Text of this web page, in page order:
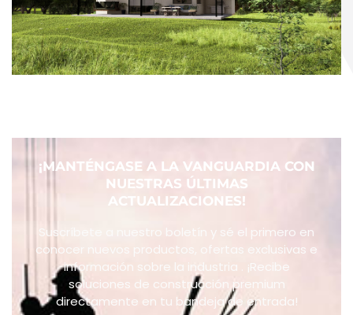
¡MANTÉNGASE A LA VANGUARDIA CON
NUESTRAS ÚLTIMAS
ACTUALIZACIONES!
Suscríbete a nuestro boletín y sé el primero en
conocer nuevos productos, ofertas exclusivas e
información sobre la industria . ¡Recibe
soluciones de construcción premium
directamente en tu bandeja de entrada!